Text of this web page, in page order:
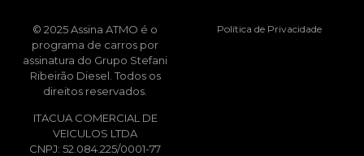
© 2025 Assina ATMO é o
programa de carros por
assinatura do Grupo Stefani
Ribeirão Diesel. Todos os
direitos reservados.
ITACUA COMERCIAL DE
VEICULOS LTDA
CNPJ: 52.084.225/0001-77
Política de Privacidade